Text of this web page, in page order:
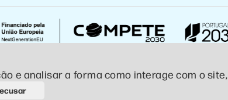
e analisar a forma como interage com o